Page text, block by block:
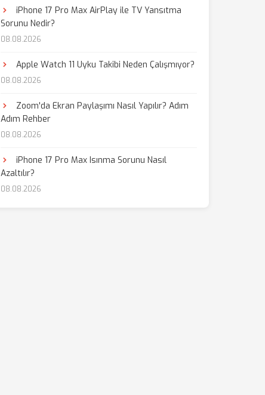
iPhone 17 Pro Max AirPlay ile TV Yansıtma
Sorunu Nedir?
08.08.2026
Apple Watch 11 Uyku Takibi Neden Çalışmıyor?
08.08.2026
Zoom'da Ekran Paylaşımı Nasıl Yapılır? Adım
Adım Rehber
08.08.2026
iPhone 17 Pro Max Isınma Sorunu Nasıl
Azaltılır?
08.08.2026